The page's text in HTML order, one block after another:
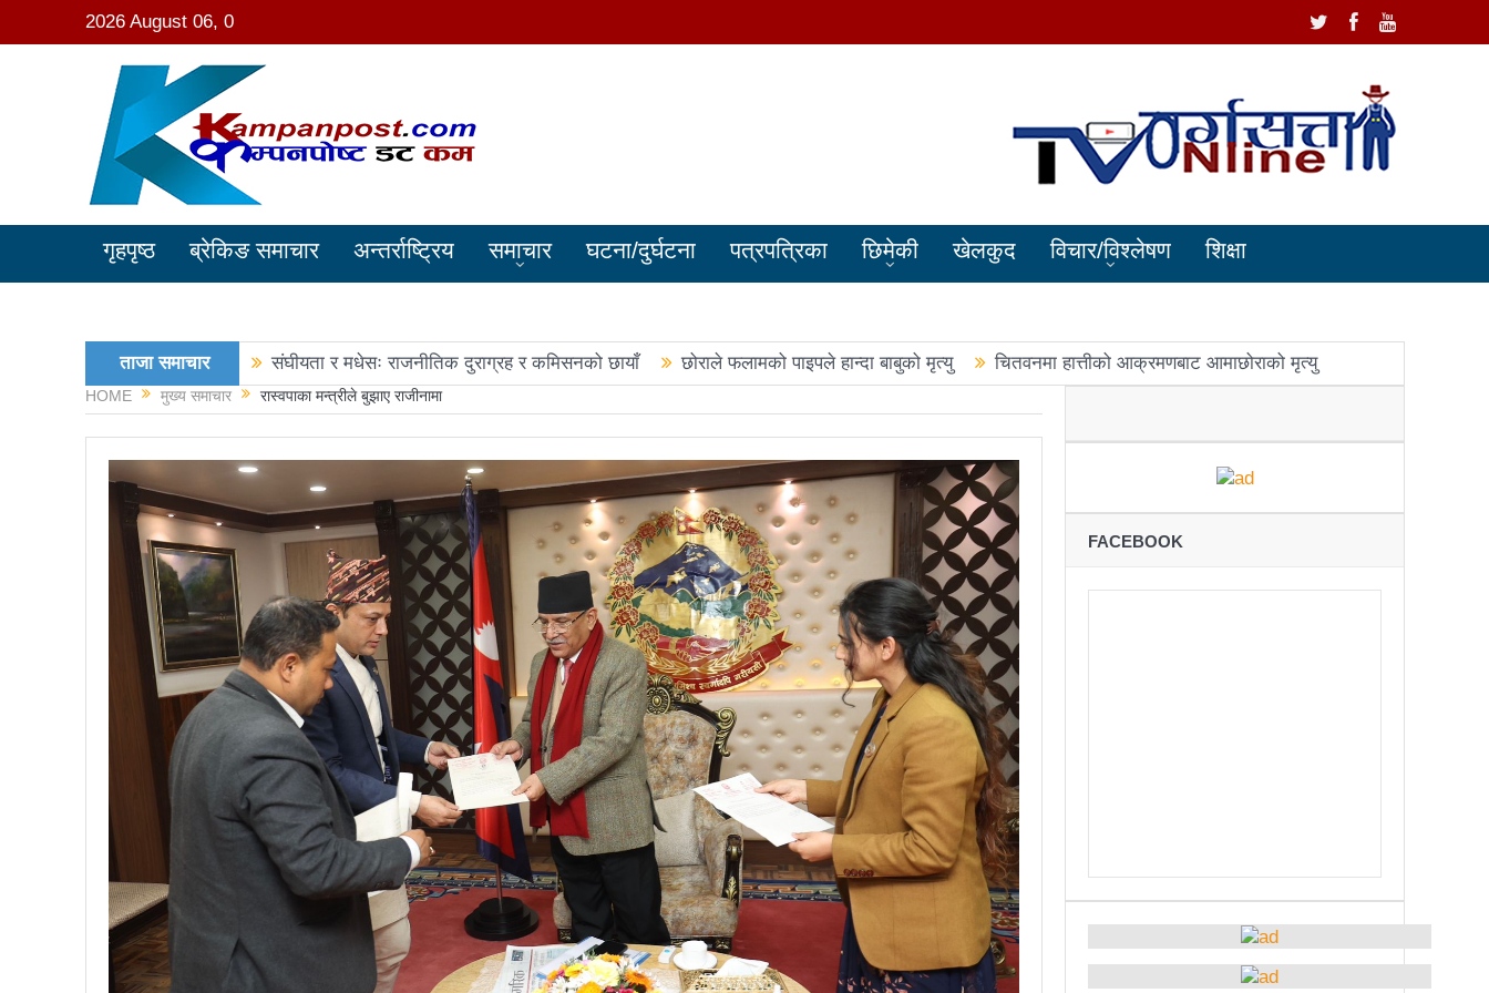
2026 August 06, 0
गृहपृष्ठ ब्रेकिङ समाचार अन्तर्राष्ट्रिय समाचार घटना/दुर्घटना पत्रपत्रिका छिमेकी खेलकुद विचार/विश्लेषण शिक्षा
ताजा समाचार संघीयता र मधेसः राजनीतिक दुराग्रह र कमिसनको छायाँ छोराले फलामको पाइपले हान्दा बाबुको मृत्यु
चितवनमा हात्तीको आक्रमणबाट आमाछोराको मृत्यु
काङ्ग्रेस नेता मिश्रको आरोप : बालेन सरकारले सिमा क्षेत्रका जनतालाई अनावश्यक दु:ख दियो
रञ्जु दर्शना विजयीः अधिकांश स्थानमा रास्वपा अगाडि
प्रतिनिधिसभा सदस्य निर्वाचनः ६० प्रतिशत मत खस्यो, काठमाडौँसहित केही स्थानमा रातीदेखि नै गणना सुरु हुने
निर्वाचनले सङ्घीय लोकतान्त्रिक गणतन्त्रात्मक प्रणालीलाई अझ सुदृढ बनाएको छः प्रचण्ड
छिटफुटबाहेक शान्तिपूर्ण रुपमा मतदान सम्पन्न
आज प्रतिनिधिसभा सदस्य निर्वाचनः देशैभर मतदान जारी
बैतडीमा जन्तिबस दुर्घटनाः १३ जनाको मृत्यु
कविता – अपजश
पुरस्कार वितरणबिनै काउन्सिलले सम्पन्न गर्‍यो वार्षिकोत्सव
हितेन्द्रदेव शाक्यलाई पद छाड्नुपर्ने नैतिक दबाबः समय बुझेर बाटो खुलाउन मन्त्री घिसिङको म्यासेज
खतिवडाको नयाँ गीत जमाना आजकाल
सहनशीलताको ब्रेक
राममाया च्यामिनीसँग दशरथ चन्दको अनुरोध – प्रेमविनोद नन्दन
चलचित्र विकास बोर्डका नवनियुक्त सदस्य गणेश सुवेदीलाई आइएनएनएफद्वारा सम्मान
एनआरएनए बेलायतको अध्यक्षमा जिलिङका पुडासैनी
महानगर यातायातले थप्यो १२ वटा विद्युतीय बस
गणेश पण्डितको कवितासङ्ग्रह कालापानी लोकार्पण
फोहोरमैला व्यवस्थापन संघ नेपालको अध्यक्षमा नुवाकोटका घिमिरे निर्वाचित
कविता – सुख भोग
समाचार हटाउने अदालतको आदेश र पत्रकार पक्राउ पुर्जीबारे काउन्सिल सुक्ष्म अध्ययनमा
लोकतान्त्रिक सहिद सन्तति वृत्ति कोष स्थापनाः सहिदका बालबालिकाको शिक्षामा खर्च हुने
महिनावारी स्वच्छताका लागि ३९२ साइकल यात्रीको सचेतनामूलक र्‍याली
नवलपरासी काठमाडौँ सम्पर्क समन्वय समितिको अध्यक्षमा विश्वकर्मा
राजावादीको आन्दोलनः आगलागीमा पत्रकारको मृत्यु
HOME मुख्य समाचार रास्वपाका मन्त्रीले बुझाए राजीनामा
FACEBOOK